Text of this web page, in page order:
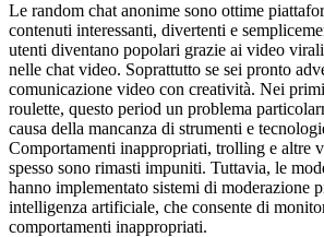
Le random chat anonime sono ottime
contenuti interessanti, divertenti e
utenti diventano popolari grazie ai video
nelle chat video. Soprattutto se sei pronto
comunicazione video con creatività. Nei
roulette, questo period un problema
causa della mancanza di strumenti e
Comportamenti inappropriati, trolling e altre
spesso sono rimasti impuniti. Tuttavia, le
hanno implementato sistemi di moderazione
intelligenza artificiale, che consente di
comportamenti inappropriati.